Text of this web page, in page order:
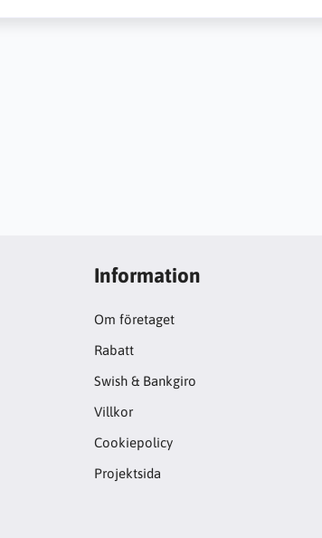
Information
Om företaget
Rabatt
Swish & Bankgiro
Villkor
Cookiepolicy
Projektsida